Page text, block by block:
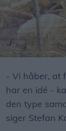
- Vi håber, at
har en idé -
den type
siger Stefan